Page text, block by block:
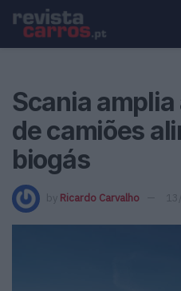
Scania
de camiões
biogás
by Ricardo Carvalho